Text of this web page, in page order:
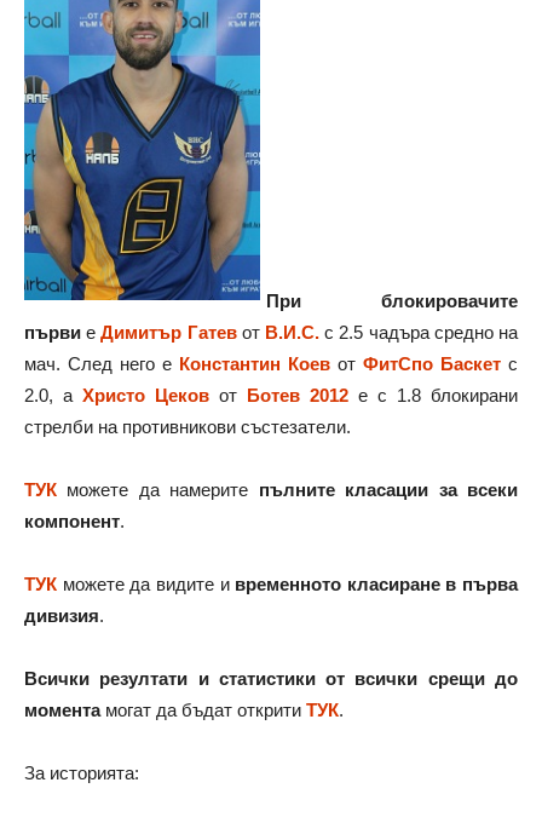
При блокировачите
първи еДимитър Гатевот В.И.С. с 2.5 чадъра средно на
мач. След него е Константин Коев от ФитСпо Баскет с
2.0, а Христо Цеков от Ботев 2012 е с 1.8 блокирани
стрелби на противникови състезатели.
ТУК можете да намерите пълните класации за всеки
компонент.
ТУК можете да видите и временното класиране в първа
дивизия.
Всички резултати и статистики от всички срещи до
моментамогат да бъдат открити ТУК.
За историята: